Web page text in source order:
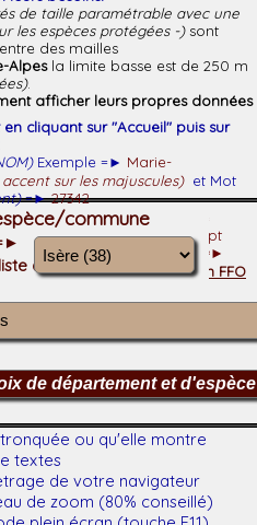
plein
Touche 'F5'
si écran
blanc !
de taille paramétrable avec une
les espèces protégées -)sont
des mailles
Alpesla limite basse est de 250 m
.
afficher leurs propres données
cliquant sur "Accueil" puis sur
Exemple =► Marie-
accent sur les majuscules)et Mot
=►27342
adresse e-mail est protégée
devez activer le JavaScript
à la collecte de données =►
association =►Adhésion FFO
commune
déroulante
dans le département : 108
ou qu'elle montre
textes
de votre navigateur
de zoom (80% conseillé)